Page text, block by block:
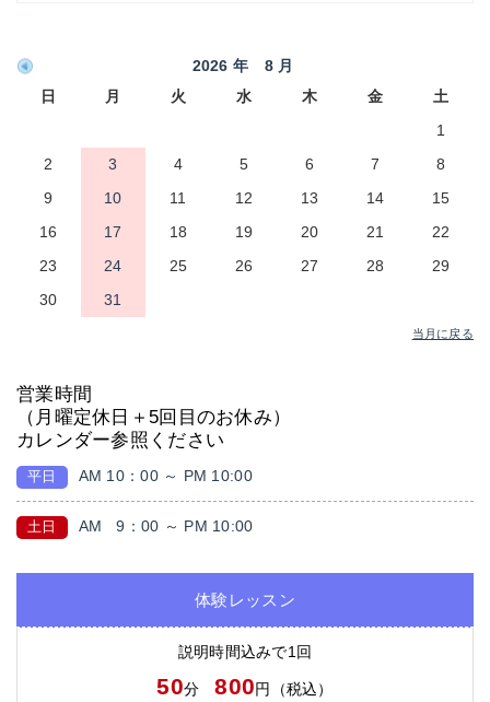
2026 年 8 月
日
月 火 水 木 金
土
1
2
3 4 5 6 7
8
9
10 11 12 13 14
15
16
17 18 19 20 21
22
23
24 25 26 27 28
29
30
31
当月に戻る
営業時間
（月曜定休日＋5回目のお休み）
カレンダー参照ください
平日 AM 10：00 ～ PM 10:00
土日 AM 9：00 ～ PM 10:00
体験レッスン
説明時間込みで1回
50分800円（税込）